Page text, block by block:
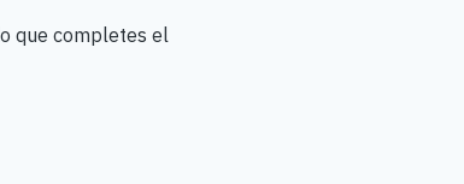
que completes el